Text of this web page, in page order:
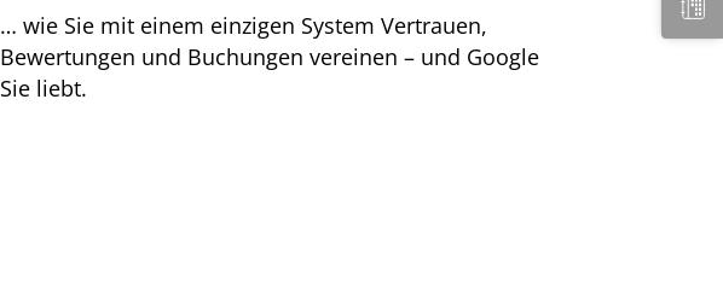
… wie Sie mit einem einzigen System Vertrauen,
Bewertungen und Buchungen vereinen – und Google
Sie liebt.